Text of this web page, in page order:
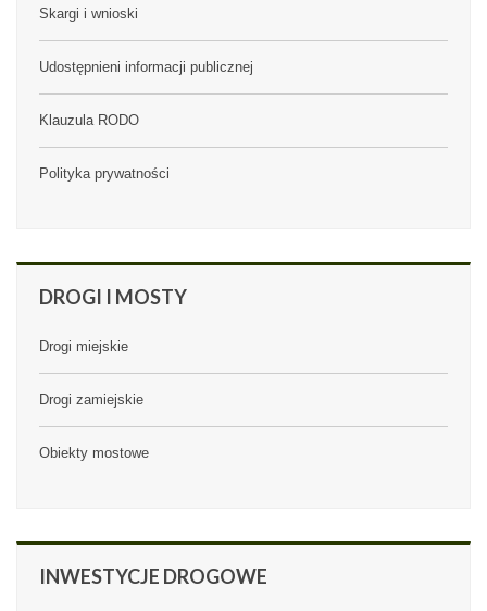
Skargi i wnioski
Udostępnieni informacji publicznej
Klauzula RODO
Polityka prywatności
DROGI I MOSTY
Drogi miejskie
Drogi zamiejskie
Obiekty mostowe
INWESTYCJE DROGOWE